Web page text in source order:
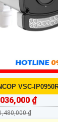
VSC-
₫
₫